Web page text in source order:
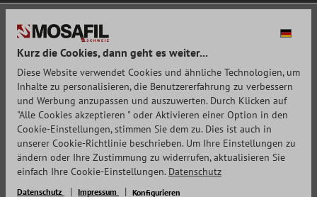
Kurz die Cookies, dann geht es weiter...
Diese Website verwendet Cookies und ähnliche Technologien, um
Inhalte zu personalisieren, die Benutzererfahrung zu verbessern
und Werbung anzupassen und auszuwerten. Durch Klicken auf
"Alle Cookies akzeptieren " oder Aktivieren einer Option in den
Cookie-Einstellungen, stimmen Sie dem zu. Dies ist auch in
unserer Cookie-Richtlinie beschrieben. Um Ihre Einstellungen zu
ändern oder Ihre Zustimmung zu widerrufen, aktualisieren Sie
einfach Ihre Cookie-Einstellungen. Datenschutz
Datenschutz Impressum Konfigurieren